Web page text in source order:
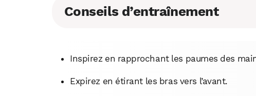
Conseils d’entraînement
Inspirez en rapprochant les paumes des
Expirez en étirant les bras vers l’avant.